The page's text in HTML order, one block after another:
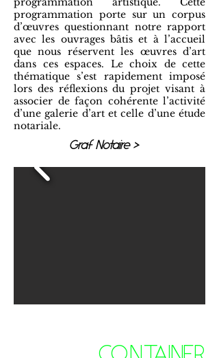
programmation porte sur un corpus
d’œuvres questionnant notre rapport
avec les ouvrages bâtis et à l’accueil
que nous réservent les œuvres d’art
dans ces espaces. Le choix de cette
thématique s’est rapidement imposé
lors des réflexions du projet visant à
associer de façon cohérente l’activité
d’une galerie d’art et celle d’une étude
notariale.
Graf Notaire >